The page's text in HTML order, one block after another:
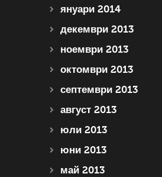
януари 2014
декември 2013
ноември 2013
октомври 2013
септември 2013
август 2013
юли 2013
юни 2013
май 2013